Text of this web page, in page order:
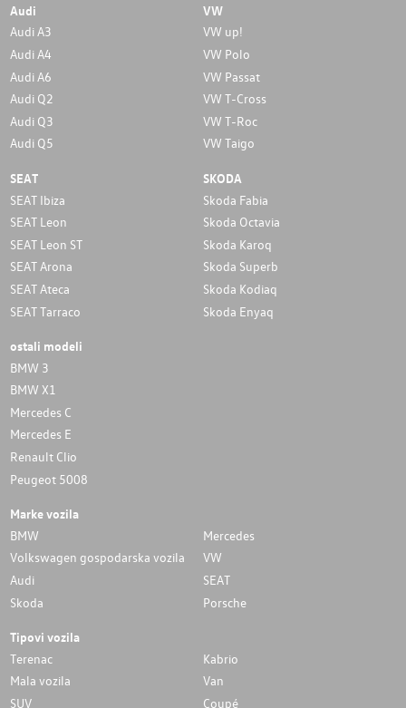
Audi
Audi A3
Audi A4
Audi A6
Audi Q2
Audi Q3
Audi Q5
VW
VW up!
VW Polo
VW Passat
VW T-Cross
VW T-Roc
VW Taigo
SEAT
SEAT Ibiza
SEAT Leon
SEAT Leon ST
SEAT Arona
SEAT Ateca
SEAT Tarraco
SKODA
Skoda Fabia
Skoda Octavia
Skoda Karoq
Skoda Superb
Skoda Kodiaq
Skoda Enyaq
ostali modeli
BMW 3
BMW X1
Mercedes C
Mercedes E
Renault Clio
Peugeot 5008
Marke vozila
BMW
Mercedes
Volkswagen gospodarska vozila
VW
Audi
SEAT
Skoda
Porsche
Tipovi vozila
Terenac
Kabrio
Mala vozila
Van
SUV
Coupé